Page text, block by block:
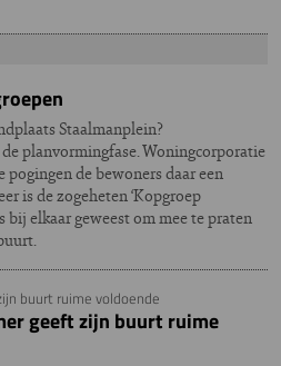
Staalmanplein?
planvormingfase. Woningcorporatie
de bewoners daar een
is de zogeheten ‘Kopgroep
elkaar geweest om mee te praten
buurt ruime voldoende
geeft zijn buurt ruime